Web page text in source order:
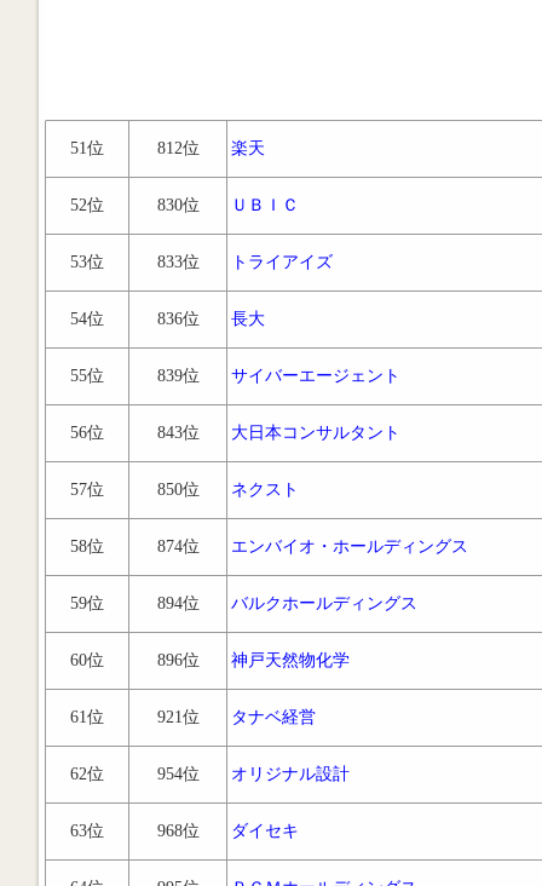
51位 812位 楽天
52位 830位 ＵＢＩＣ
53位 833位 トライアイズ
54位 836位 長大
55位 839位 サイバーエージェント
56位 843位 大日本コンサルタント
57位 850位 ネクスト
58位 874位 エンバイオ・ホールディングス
59位 894位 バルクホールディングス
60位 896位 神戸天然物化学
61位 921位 タナベ経営
62位 954位 オリジナル設計
63位 968位 ダイセキ